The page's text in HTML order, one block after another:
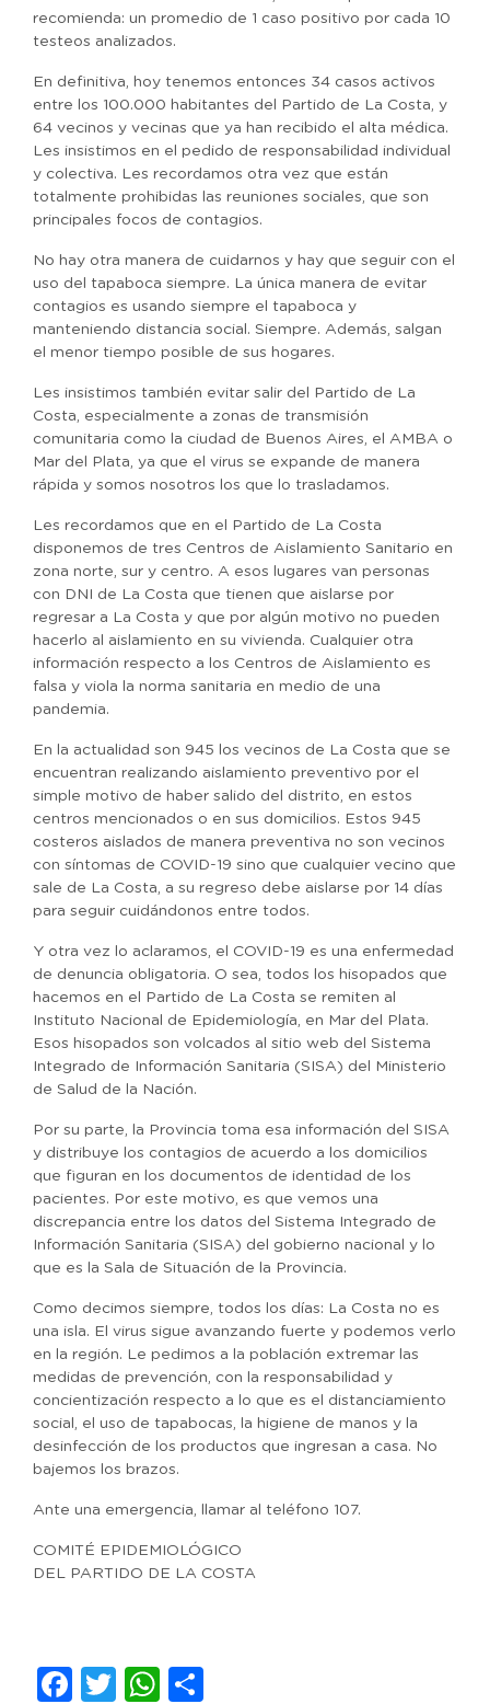
recomienda: un promedio de 1 caso positivo por cada 10
testeos analizados.
En definitiva, hoy tenemos entonces 34 casos activos
entre los 100.000 habitantes del Partido de La Costa, y
64 vecinos y vecinas que ya han recibido el alta médica.
Les insistimos en el pedido de responsabilidad individual
y colectiva. Les recordamos otra vez que están
totalmente prohibidas las reuniones sociales, que son
principales focos de contagios.
No hay otra manera de cuidarnos y hay que seguir con el
uso del tapaboca siempre. La única manera de evitar
contagios es usando siempre el tapaboca y
manteniendo distancia social. Siempre. Además, salgan
el menor tiempo posible de sus hogares.
Les insistimos también evitar salir del Partido de La
Costa, especialmente a zonas de transmisión
comunitaria como la ciudad de Buenos Aires, el AMBA o
Mar del Plata, ya que el virus se expande de manera
rápida y somos nosotros los que lo trasladamos.
Les recordamos que en el Partido de La Costa
disponemos de tres Centros de Aislamiento Sanitario en
zona norte, sur y centro. A esos lugares van personas
con DNI de La Costa que tienen que aislarse por
regresar a La Costa y que por algún motivo no pueden
hacerlo al aislamiento en su vivienda. Cualquier otra
información respecto a los Centros de Aislamiento es
falsa y viola la norma sanitaria en medio de una
pandemia.
En la actualidad son 945 los vecinos de La Costa que se
encuentran realizando aislamiento preventivo por el
simple motivo de haber salido del distrito, en estos
centros mencionados o en sus domicilios. Estos 945
costeros aislados de manera preventiva no son vecinos
con síntomas de COVID-19 sino que cualquier vecino que
sale de La Costa, a su regreso debe aislarse por 14 días
para seguir cuidándonos entre todos.
Y otra vez lo aclaramos, el COVID-19 es una enfermedad
de denuncia obligatoria. O sea, todos los hisopados que
hacemos en el Partido de La Costa se remiten al
Instituto Nacional de Epidemiología, en Mar del Plata.
Esos hisopados son volcados al sitio web del Sistema
Integrado de Información Sanitaria (SISA) del Ministerio
de Salud de la Nación.
Por su parte, la Provincia toma esa información del SISA
y distribuye los contagios de acuerdo a los domicilios
que figuran en los documentos de identidad de los
pacientes. Por este motivo, es que vemos una
discrepancia entre los datos del Sistema Integrado de
Información Sanitaria (SISA) del gobierno nacional y lo
que es la Sala de Situación de la Provincia.
Como decimos siempre, todos los días: La Costa no es
una isla. El virus sigue avanzando fuerte y podemos verlo
en la región. Le pedimos a la población extremar las
medidas de prevención, con la responsabilidad y
concientización respecto a lo que es el distanciamiento
social, el uso de tapabocas, la higiene de manos y la
desinfección de los productos que ingresan a casa. No
bajemos los brazos.
Ante una emergencia, llamar al teléfono 107.
COMITÉ EPIDEMIOLÓGICO
DEL PARTIDO DE LA COSTA
Facebook
TwitterWhatsApp